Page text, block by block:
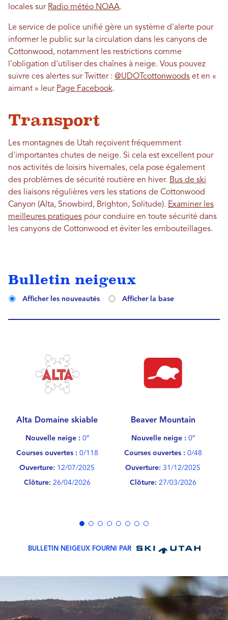
locales sur Radio météo NOAA.
Le service de police unifié gère un système d'alerte pour
informer le public sur la circulation dans les canyons de
Cottonwood, notamment les restrictions comme
l'obligation d'utiliser des chaînes à neige. Vous pouvez
suivre ces alertes sur Twitter : @UDOTcottonwoods et en «
aimant » leur Page Facebook.
Transport
Les montagnes de Utah reçoivent fréquemment
d'importantes chutes de neige. Si cela est excellent pour
nos activités de loisirs hivernales, cela pose également
des problèmes de sécurité routière en hiver. Bus de ski
des liaisons régulières vers les stations de Cottonwood
Canyon (Alta, Snowbird, Brighton, Solitude). Examiner les
meilleures pratiques pour conduire en toute sécurité dans
les canyons de Cottonwood et éviter les embouteillages.
Bulletin neigeux
Afficher les nouveautés Afficher la base
Alta Domaine skiable
Nouvelle neige : 0″
Courses ouvertes : 0/118
Ouverture: 12/07/2025
Clôture: 26/04/2026
Beaver Mountain
Nouvelle neige : 0″
Courses ouvertes : 0/48
Ouverture: 31/12/2025
Clôture: 27/03/2026
BULLETIN NEIGEUX FOURNI PAR